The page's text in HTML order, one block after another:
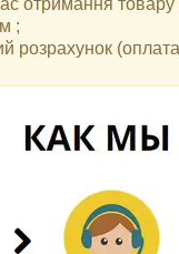
отримання
;
розрахунок